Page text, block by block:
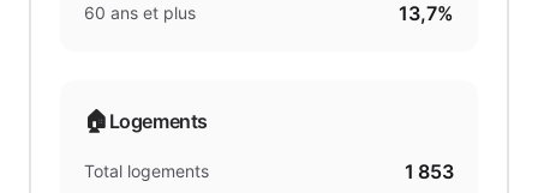
60 ans et plus 13,7%
🏠 Logements
Total logements 1 853